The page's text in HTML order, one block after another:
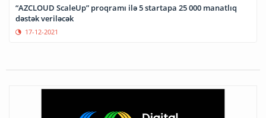
“AZCLOUD ScaleUp” proqramı ilə 5 startapa 25 000 manatlıq
dəstək veriləcək
17-12-2021